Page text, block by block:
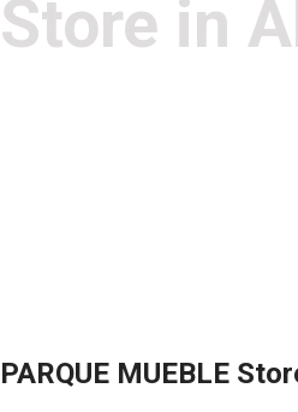
Store in
PARQUE MUEBLE